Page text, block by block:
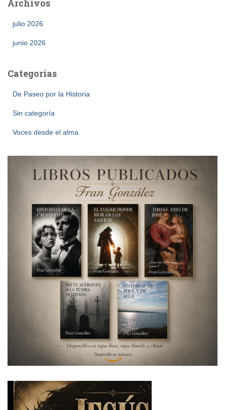
Archivos
julio 2026
junio 2026
Categorías
De Paseo por la Historia
Sin categoría
Voces desde el alma